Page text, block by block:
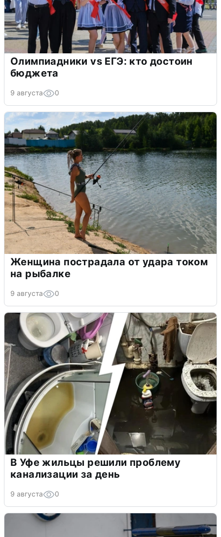
Олимпиадники vs ЕГЭ: кто достоин
бюджета
9 августа 0
Женщина пострадала от удара током
на рыбалке
9 августа 0
В Уфе жильцы решили проблему
канализации за день
9 августа 0